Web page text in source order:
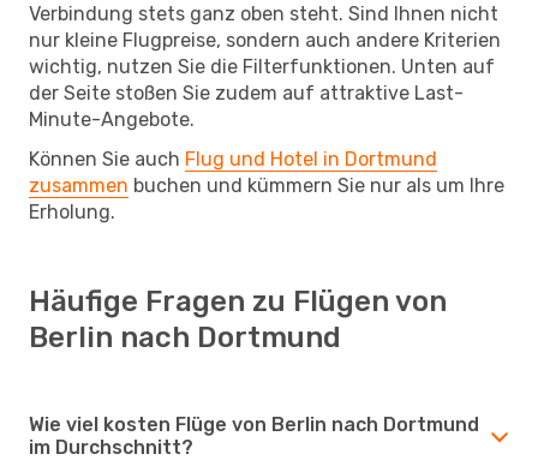
Verbindung stets ganz oben steht. Sind Ihnen nicht
nur kleine Flugpreise, sondern auch andere Kriterien
wichtig, nutzen Sie die Filterfunktionen. Unten auf
der Seite stoßen Sie zudem auf attraktive Last-
Minute-Angebote.
Können Sie auch Flug und Hotel in Dortmund
zusammen buchen und kümmern Sie nur als um Ihre
Erholung.
Häufige Fragen zu Flügen von
Berlin nach Dortmund
Wie viel kosten Flüge von Berlin nach Dortmund
im Durchschnitt?